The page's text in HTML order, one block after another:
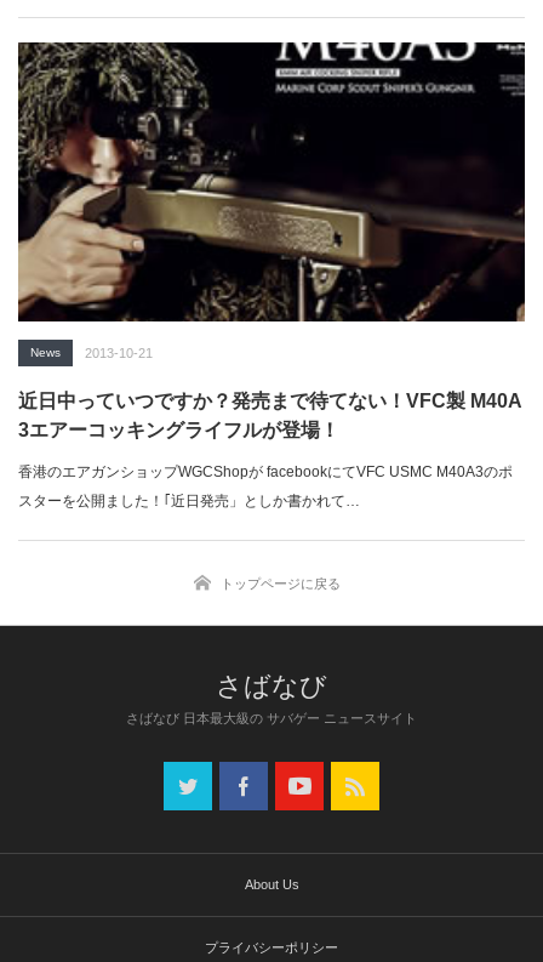
News 2013-10-21
近日中っていつですか？発売まで待てない！VFC製 M40A
3エアーコッキングライフルが登場！
香港のエアガンショップWGCShopが facebookにてVFC USMC M40A3のポ
スターを公開ました！｢近日発売」としか書かれて…
トップページに戻る
さばなび 日本最大級の サバゲー ニュースサイト
About Us
プライバシーポリシー